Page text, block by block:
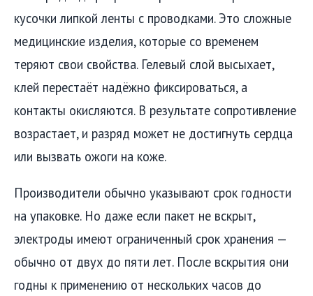
кусочки липкой ленты с проводками. Это сложные
медицинские изделия, которые со временем
теряют свои свойства. Гелевый слой высыхает,
клей перестаёт надёжно фиксироваться, а
контакты окисляются. В результате сопротивление
возрастает, и разряд может не достигнуть сердца
или вызвать ожоги на коже.
Производители обычно указывают срок годности
на упаковке. Но даже если пакет не вскрыт,
электроды имеют ограниченный срок хранения —
обычно от двух до пяти лет. После вскрытия они
годны к применению от нескольких часов до